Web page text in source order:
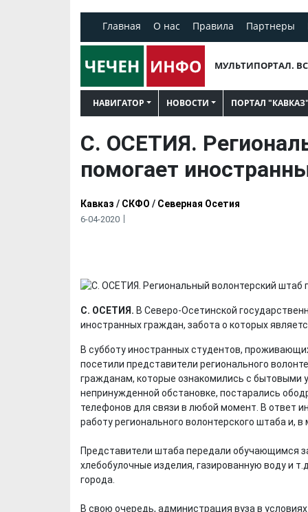
Главная О нас Правила Партнеры
МУЛЬТИПОРТАЛ.
НАВИГАТОР НОВОСТИ ПОРТАЛ "КАВКАЗ"
С. ОСЕТИЯ.
помогает
Кавказ / СКФО / Северная Осетия
6-04-2020
С. ОСЕТИЯ. В Северо-Осетинской
иностранных граждан, забота о которых
В субботу иностранных студентов,
посетили представители регионального
гражданам, которые ознакомились с бытовыми
непринужденной обстановке, постарались
телефонов для связи в любой момент. В ответ
работу регионального волонтерского штаба и,
Представители штаба передали обучающимся
хлебобулочные изделия, газированную воду и
города.
В свою очередь, администрация вуза в